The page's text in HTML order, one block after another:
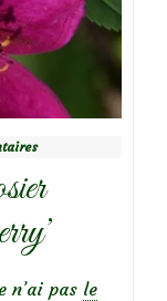
n’ai pas le